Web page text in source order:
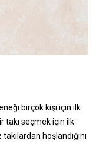
birçok kişi için ilk
takı seçmek için ilk
hoşlandığını